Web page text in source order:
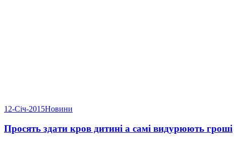
12-Січ-2015Новини
Просять здати кров дитині а самі видурюють гроші